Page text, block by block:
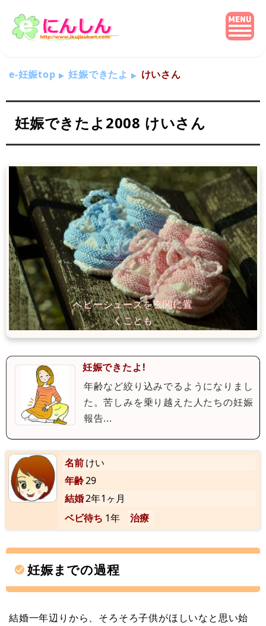
e-妊娠top 妊娠できたよ けいさん
妊娠できたよ2008 けいさん
妊娠できたよ!
年齢など絞り込みでるようになりまし
た。苦しみを乗り越えた人たちの妊娠
報告...
名前けい
年齢29
結婚2年1ヶ月
ベビ待ち 1年 治療
妊娠までの過程
結婚一年辺りから、そろそろ子供がほしいなと思い始